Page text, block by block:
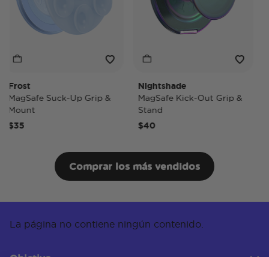
Suck-Up Grip &
Nightshade
MagSafe Kick-Out Grip &
Stand
$40
Comprar los más vendidos
La página no contiene ningún contenido.